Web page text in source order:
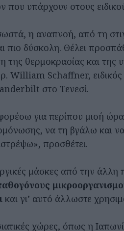
που υπάρχουν στους
η αναπνοή, από τη
πιο δύσκολη. Θέλει
της θερμοκρασίας και της
William Schaffner, ειδικός
στο Τενεσί.
για περίπου μισή
να τη βγάλω και
προσθέτει.
μάσκες από την άλλη
και γι’ αυτό άλλωστε
χώρες, όπως η